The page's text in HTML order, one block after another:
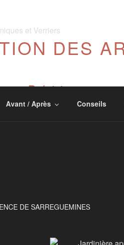
DES
Précision et
Avant / Après Conseils
DE SARREGUEMINES